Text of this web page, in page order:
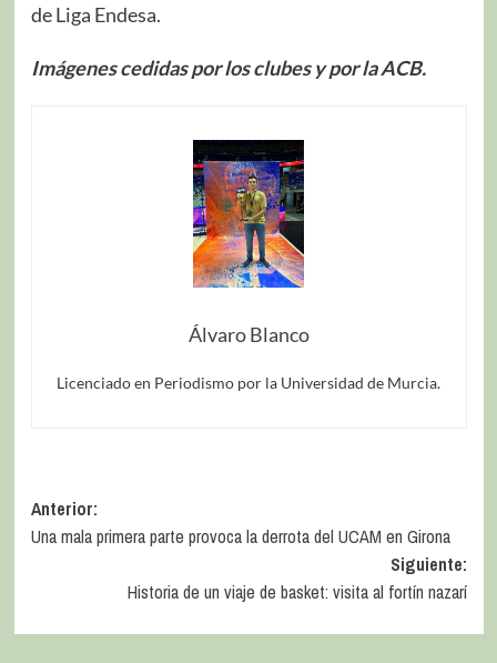
de Liga Endesa.
Imágenes cedidas por los clubes y por la ACB.
Álvaro Blanco
Licenciado en Periodismo por la Universidad de Murcia.
Anterior:
Una mala primera parte provoca la derrota del UCAM en Girona
Siguiente:
Historia de un viaje de basket: visita al fortín nazarí